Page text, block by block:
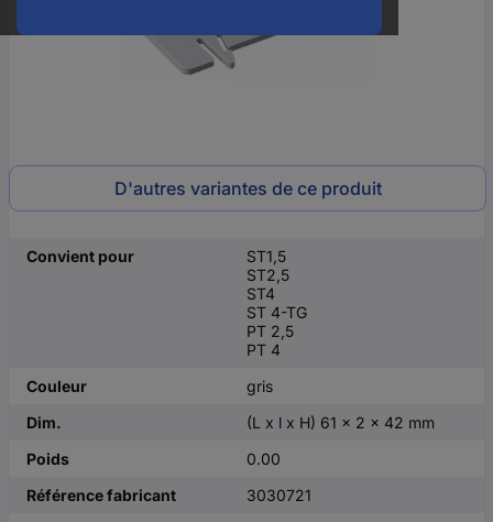
D'autres variantes de ce produit
Convient pour
ST1,5
ST2,5
ST4
ST 4-TG
PT 2,5
PT 4
Couleur
gris
Dim.
(L x l x H) 61 x 2 x 42 mm
Poids
0.00
Référence fabricant
3030721